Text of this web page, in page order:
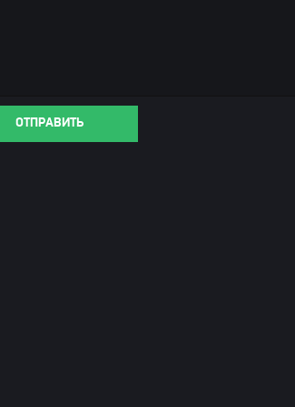
ОТПРАВИТЬ